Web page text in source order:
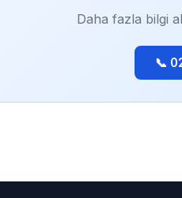
Daha fazla bilgi
📞